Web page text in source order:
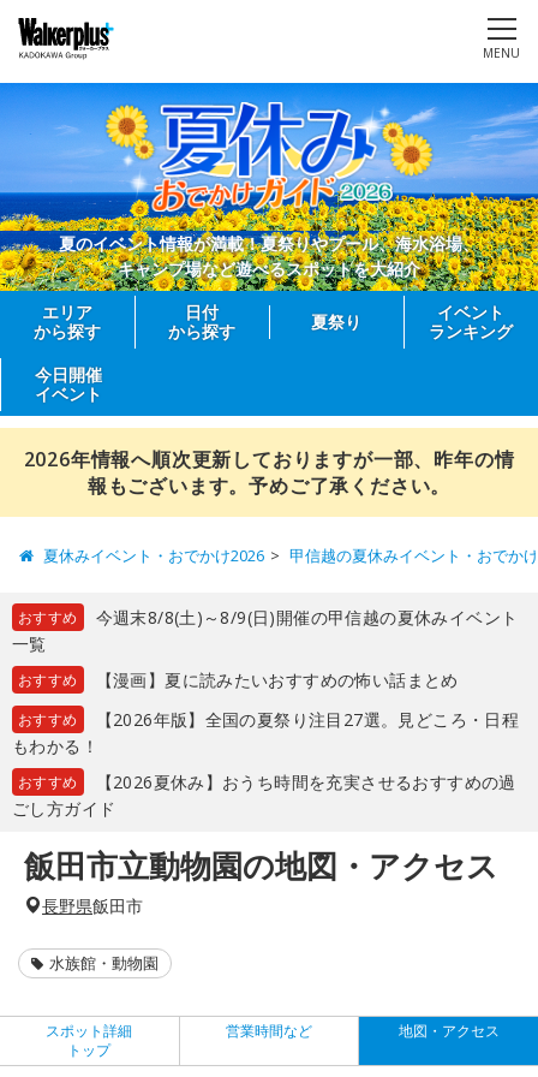
MENU
夏のイベント情報が満載！夏祭りやプール、海水浴場、
キャンプ場など遊べるスポットを大紹介
エリア
から探す
日付
から探す
夏祭り
イベント
ランキング
今日開催
イベント
2026年情報へ順次更新しておりますが一部、昨年の情
報もございます。予めご了承ください。
夏休みイベント・おでかけ2026 甲信越の夏休みイベント・おでか
おすすめ
今週末8/8(土)～8/9(日)開催の甲信越の夏休みイベント
一覧
おすすめ 【漫画】夏に読みたいおすすめの怖い話まとめ
おすすめ
【2026年版】全国の夏祭り注目27選。見どころ・日程
もわかる！
おすすめ
【2026夏休み】おうち時間を充実させるおすすめの過
ごし方ガイド
飯田市立動物園の地図・アクセス
長野県飯田市
水族館・動物園
スポット詳細
トップ
営業時間など 地図・アクセス